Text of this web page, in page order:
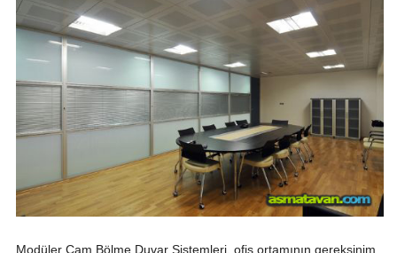
Modüler Cam Bölme Duvar Sistemleri, ofis ortamının gereksinim